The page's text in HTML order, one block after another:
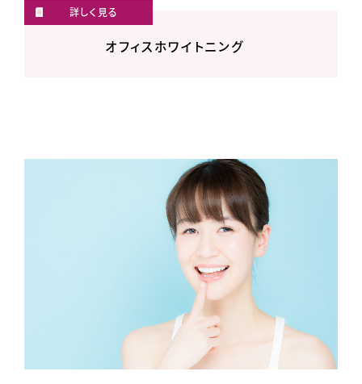
オフィスホワイトニング